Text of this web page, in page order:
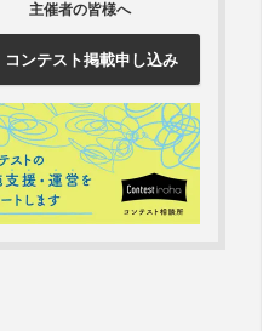
主催者の皆様へ
コンテスト掲載申し込み